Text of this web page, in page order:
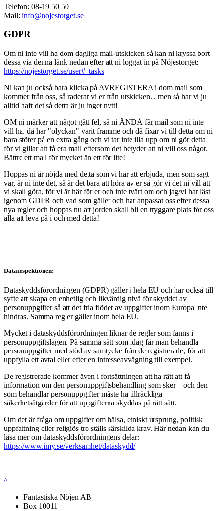
Telefon: 08-19 50 50
Mail: info@nojestorget.se
GDPR
Om ni inte vill ha dom dagliga mail-utskicken så kan ni kryssa bort
dessa via denna länk nedan efter att ni loggat in på Nöjestorget:
https://nojestorget.se/user#_tasks
Ni kan ju också bara klicka på AVREGISTERA i dom mail som
kommer från oss, så raderar vi er från utskicken... men så har vi ju
alltid haft det så detta är ju inget nytt!
OM ni märker att något gått fel, så ni ÄNDÅ får mail som ni inte
vill ha, då har "olyckan" varit framme och då fixar vi till detta om ni
bara stöter på en extra gång och vi tar inte illa upp om ni gör detta
för vi gillar att få era mail eftersom det betyder att ni vill oss något.
Bättre ett mail för mycket än ett för lite!
Hoppas ni är nöjda med detta som vi har att erbjuda, men som sagt
var, är ni inte det, så är det bara att höra av er så gör vi det ni vill att
vi skall göra, för vi är här för er och inte tvärt om och jag/vi har läst
igenom GDPR och vad som gäller och har anpassat oss efter dessa
nya regler och hoppas nu att jorden skall bli en tryggare plats för oss
alla att leva på i och med detta!
Datainspektionen:
Dataskyddsförordningen (GDPR) gäller i hela EU och har också till
syfte att skapa en enhetlig och likvärdig nivå för skyddet av
personuppgifter så att det fria flödet av uppgifter inom Europa inte
hindras. Samma regler gäller inom hela EU.
Mycket i dataskyddsförordningen liknar de regler som fanns i
personuppgiftslagen. På samma sätt som idag får man behandla
personuppgifter med stöd av samtycke från de registrerade, för att
uppfylla ett avtal eller efter en intresseavvägning till exempel.
De registrerade kommer även i fortsättningen att ha rätt att få
information om den personuppgiftsbehandling som sker – och den
som behandlar personuppgifter måste ha tillräckliga
säkerhetsåtgärder för att uppgifterna skyddas på rätt sätt.
Om det är fråga om uppgifter om hälsa, etniskt ursprung, politisk
uppfattning eller religiös tro ställs särskilda krav. Här nedan kan du
läsa mer om dataskyddsförordningens delar:
https://www.imy.se/verksamhet/dataskydd/
^
Fantastiska Nöjen AB
Box 10011